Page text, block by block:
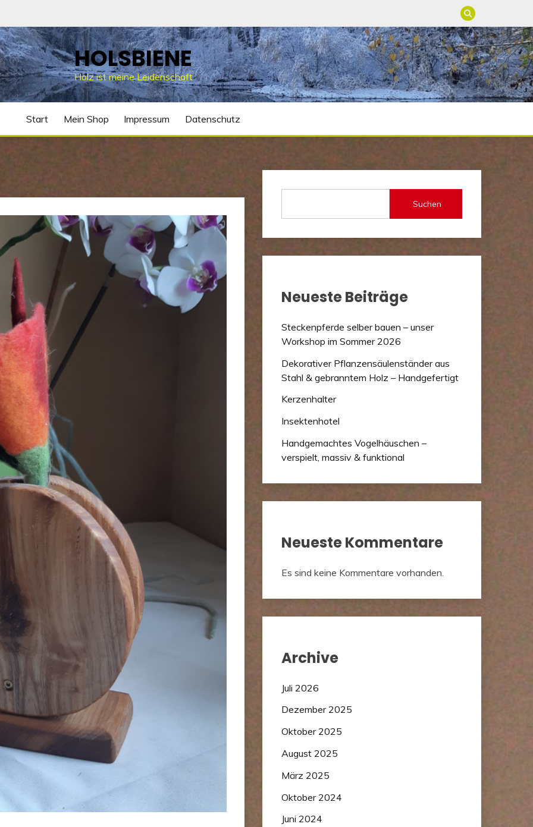
HOLSBIENE
Holz ist meine Leidenschaft
Start Mein Shop Impressum Datenschutz
Suchen
Neueste Beiträge
Steckenpferde selber bauen – unser
Workshop im Sommer 2026
Dekorativer Pflanzensäulenständer aus
Stahl & gebranntem Holz – Handgefertigt
Kerzenhalter
Insektenhotel
Handgemachtes Vogelhäuschen –
verspielt, massiv & funktional
Neueste Kommentare
Es sind keine Kommentare vorhanden.
Archive
Juli 2026
Dezember 2025
Oktober 2025
August 2025
März 2025
Oktober 2024
Juni 2024